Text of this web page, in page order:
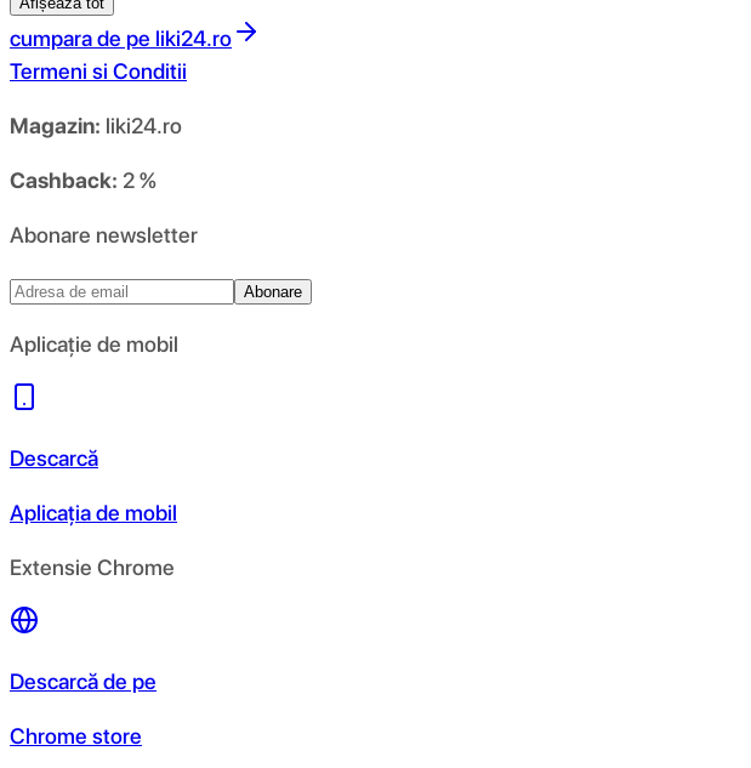
cumpara de pe liki24.ro
Termeni si Conditii
Magazin: liki24.ro
Cashback: 2 %
Abonare newsletter
Abonare
Aplicație de mobil
Descarcă
Aplicația de mobil
Extensie Chrome
Descarcă de pe
Chrome store